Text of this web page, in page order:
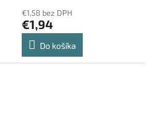
€1,58 bez DPH
€1,94
Do košíka